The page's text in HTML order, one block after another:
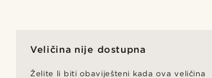
Veličina nije dostupna
Želite li biti obaviješteni kada ova veličina